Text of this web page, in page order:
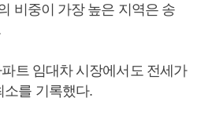
비중이 가장 높은 지역은 송
트 임대차 시장에서도 전세가
소를 기록했다.